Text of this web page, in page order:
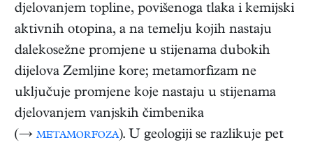
djelovanjem topline, povišenoga tlaka i kemijski
aktivnih otopina, a na temelju kojih nastaju
dalekosežne promjene u stijenama dubokih
dijelova Zemljine kore; metamorfizam ne
uključuje promjene koje nastaju u stijenama
djelovanjem vanjskih čimbenika
(→ metamorfoza). U geologiji se razlikuje pet